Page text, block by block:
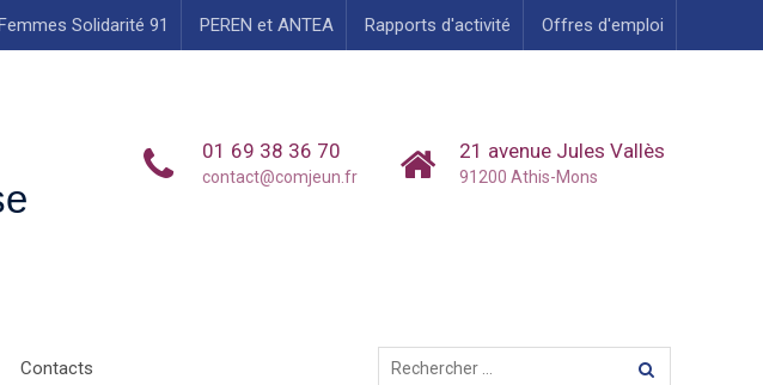
Solidarité 91 PEREN et ANTEA Rapports d'activité Offres d'emploi
01 69 38 36 70
contact@comjeun.fr
21 avenue Jules Vallès
91200 Athis-Mons
Contacts
Rechercher